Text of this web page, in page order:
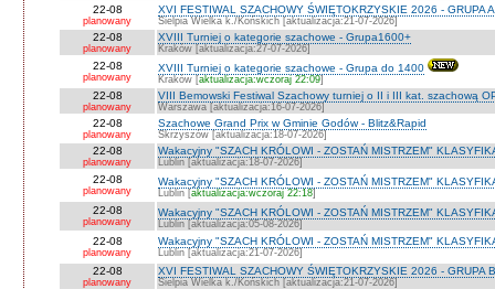
22-08
planowany
XVI FESTIWAL SZACHOWY ŚWIĘTOKRZYSKIE 2026 - GRUPA
Sielpia Wielka k./Końskich [aktualizacja:21-07-2026]
22-08
planowany
XVIII Turniej o kategorie szachowe - Grupa1600+
Kraków [aktualizacja:27-07-2026]
22-08
planowany
XVIII Turniej o kategorie szachowe - Grupa do 1400
Kraków [aktualizacja:wczoraj 22:09]
22-08
planowany
VIII Bemowski Festiwal Szachowy turniej o II i III kat. szachową
Warszawa [aktualizacja:16-07-2026]
22-08
planowany
Szachowe Grand Prix w Gminie Godów - Blitz&Rapid
Skrzyszów [aktualizacja:18-07-2026]
22-08
planowany
Wakacyjny "SZACH KRÓLOWI - ZOSTAŃ MISTRZEM"
Lublin [aktualizacja:18-07-2026]
22-08
planowany
Wakacyjny "SZACH KRÓLOWI - ZOSTAŃ MISTRZEM"
Lublin [aktualizacja:wczoraj 22:18]
22-08
planowany
Wakacyjny "SZACH KRÓLOWI - ZOSTAŃ MISTRZEM"
Lublin [aktualizacja:05-08-2026]
22-08
planowany
Wakacyjny "SZACH KRÓLOWI - ZOSTAŃ MISTRZEM"
Lublin [aktualizacja:21-07-2026]
22-08
planowany
XVI FESTIWAL SZACHOWY ŚWIĘTOKRZYSKIE 2026 - GRUPA B
Sielpia Wielka k./Końskich [aktualizacja:21-07-2026]